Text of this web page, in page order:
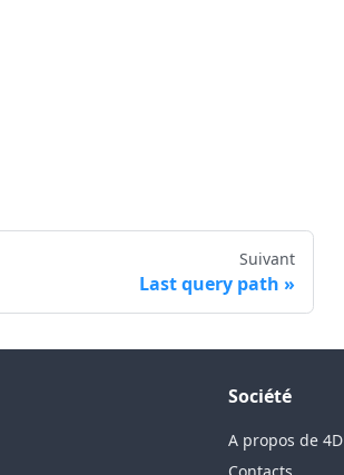
Suivant
Last query path
Société
A propos de 4D